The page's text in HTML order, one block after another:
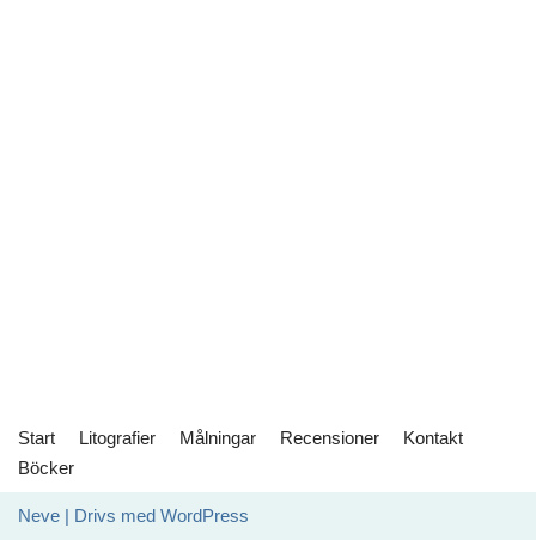
Start Litografier Målningar Recensioner
Kontakt
Böcker
Neve | Drivs med WordPress